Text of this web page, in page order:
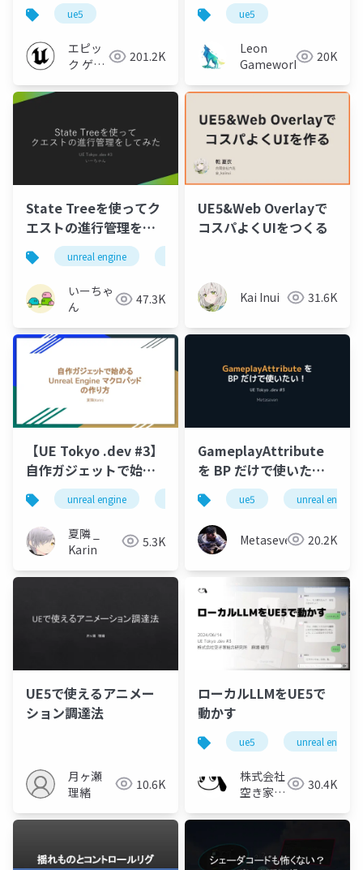
ue5
エピッ
ク ゲー
ャパン
201.2K
い方」ue5
Leon
Gameworks
20K
State Treeを使ってク
エストの進行管理をし
てみたunreal engine
いーちゃ
ん
47.3K
UE5&Web Overlayで
コスパよくUIをつくる
Kai Inui 31.6K
【UE Tokyo .dev #3】
自作ガジェットで始め
るUnreal Engine マク
ロパッドの作り方
unreal engine ue5
夏隣 _
Karin
5.3K
GameplayAttribute
を BP だけで使いた
い！
ue5 unreal engine
Metaseven 20.2K
UE5で使えるアニメー
ション調達法
月ヶ瀬
理緒
10.6K
ローカルLLMをUE5で
動かす
ue5 unreal engine
株式会社
空き家総
30.4K